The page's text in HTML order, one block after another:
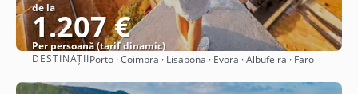
de la
1.207 €
Per persoană (tarif dinamic)
Vezi detalii
DESTINAȚIIPorto · Coimbra · Lisabona · Evora · Albufeira · Faro